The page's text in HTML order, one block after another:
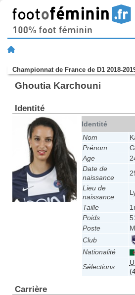
Championnat de France de D1 2018-
Ghoutia Karchouni
Identité
Identité
Nom
Prénom
Age
Date de
naissance
Lieu de
naissance
Taille
Poids
Poste
Club
Nationalité
Sélections
Carrière